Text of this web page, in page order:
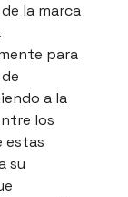
la marca
para
a la
los
estas
su